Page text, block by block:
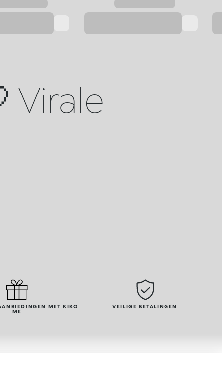
Virale
MET KIKO
ME
VEILIGE BETALINGEN